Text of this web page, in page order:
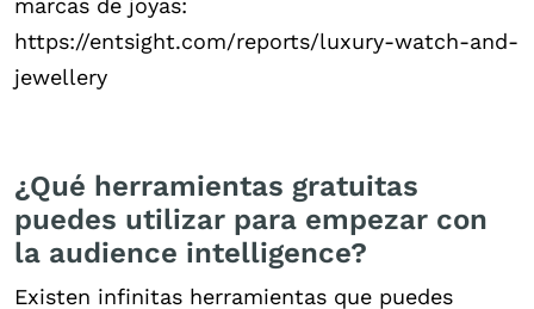
marcas de joyas:
https://entsight.com/reports/luxury-watch-and-
jewellery
¿Qué herramientas gratuitas
puedes utilizar para empezar con
la audience intelligence?
Existen infinitas herramientas que puedes